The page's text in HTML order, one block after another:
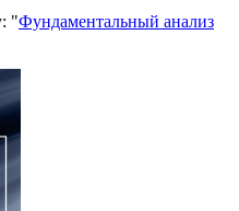
"Фундаментальный анализ